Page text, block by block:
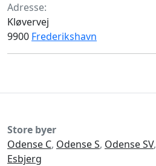
Adresse:
Kløvervej
9900 Frederikshavn
Store byer
Odense C, Odense S, Odense SV,
Esbjerg